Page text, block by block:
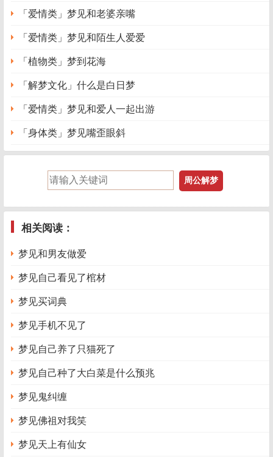
产，求利虚浮。《断梦秘书》
梦
三星照户，大吉。兆主富贵长寿。梦此者贵至三公，富有
三世。女子梦之，切勿私奔。《梦林玄解》
梦手执斗柄，吉。此为执掌朝纲、权倾四海之梦，也是寿年
手执星。此主女配贵夫，仆投明主，又兼寿命之兆。《断
梦秘书》
梦吞星，吉。《梦林玄解》
梦 吞星。梦此当生仙子。《断梦秘书》
梦文昌星，大吉，主才名大利。《梦林玄解》
梦星放光彩，为文章盛进之象。女人梦之，子有文誉，夫当
荣显。《梦林玄解》
梦星流不落。兆应迁移，病人有救，运行未归，怀孕未产，
，吉。此梦元英移舍，权位升迁之象。常人梦此，
改旧图新。求利转方。求名游学。官讼别诉。病者禳星。孕
妇防坠。婚不成。行人归。音信至。闺中梦之，主有媒至。
「爱情类」梦见和老婆亲嘴
「爱情类」梦见和陌生人爱爱
「植物类」梦到花海
「解梦文化」什么是白日梦
「爱情类」梦见和爱人一起出游
「身体类」梦见嘴歪眼斜
相关阅读：
梦见和男友做爱
梦见自己看见了棺材
梦见买词典
梦见手机不见了
梦见自己养了只猫死了
梦见自己种了大白菜是什么预兆
梦见鬼纠缠
梦见佛祖对我笑
梦见天上有仙女